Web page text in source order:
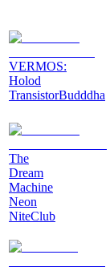
VERMOS:
Holod
TransistorBudddha
The
Dream
Machine
Neon
NiteClub